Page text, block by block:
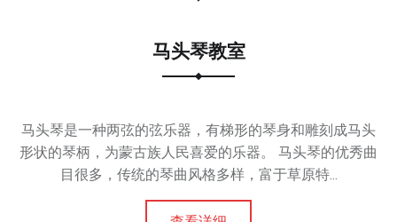
马头琴教室
马头琴是一种两弦的弦乐器，有梯形的琴身和雕刻成马头
形状的琴柄，为蒙古族人民喜爱的乐器。 马头琴的优秀曲
目很多，传统的琴曲风格多样，富于草原特...